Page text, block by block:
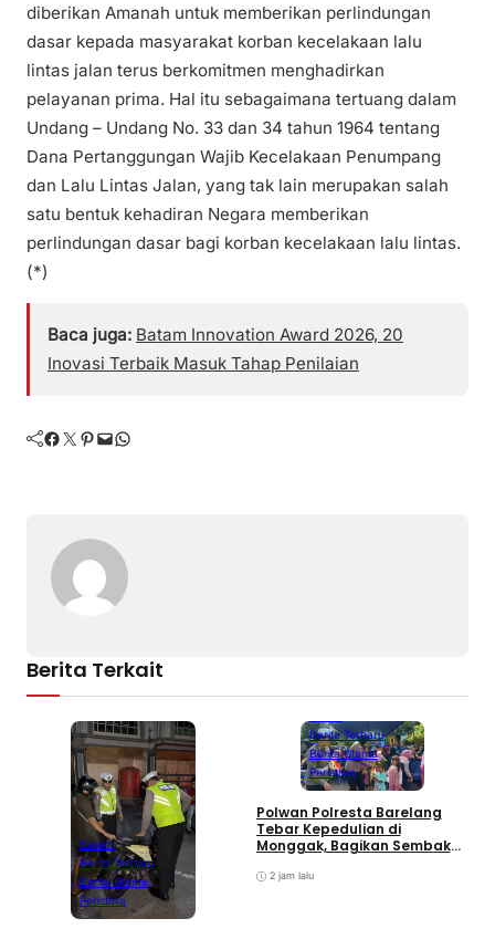
diberikan Amanah untuk memberikan perlindungan
dasar kepada masyarakat korban kecelakaan lalu
lintas jalan terus berkomitmen menghadirkan
pelayanan prima. Hal itu sebagaimana tertuang dalam
Undang – Undang No. 33 dan 34 tahun 1964 tentang
Dana Pertanggungan Wajib Kecelakaan Penumpang
dan Lalu Lintas Jalan, yang tak lain merupakan salah
satu bentuk kehadiran Negara memberikan
perlindungan dasar bagi korban kecelakaan lalu lintas.
(*)
Baca juga: Batam Innovation Award 2026, 20
Inovasi Terbaik Masuk Tahap Penilaian
Facebook Twitter Pinterest Mail WhatsApp
Berita Terkait
Batam
Berita Terbaru
Berita Utama
Peristiwa
Berita Terbaru
Berita Utama
Peristiwa
Polwan Polresta Barelang
Tebar Kepedulian di
Monggak, Bagikan Sembako
2 jam lalu